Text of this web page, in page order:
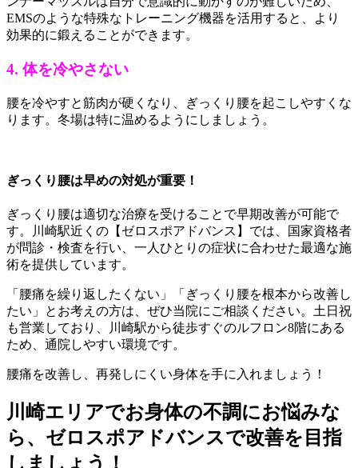
EMSのような特殊なトレーニング機器を活用すると、より
効果的に鍛えることができます。
4. 体を冷やさない
腰を冷やすと筋肉が硬くなり、ぎっくり腰を起こしやすくな
ります。冬場は特に温めるようにしましょう。
ぎっくり腰は早めの対処が重要！
ぎっくり腰は適切な治療を受けることで早期改善が可能で
す。川崎駅近くの【ゼロスポアドバンス】では、国家資格者
が問診・検査を行い、一人ひとりの症状に合わせた最適な施
術を提供しています。
「腰痛を繰り返したくない」「ぎっくり腰を根本から改善し
たい」とお考えの方は、ぜひ当院にご相談ください。土日祝
も営業しており、川崎駅から徒歩すぐのルフロン8階にある
ため、通院しやすい環境です。
腰痛を改善し、再発しにくい身体を手に入れましょう！
川崎エリアでお身体の不調にお悩みな
ら、ゼロスポアドバンスで改善を目指
しましょう！